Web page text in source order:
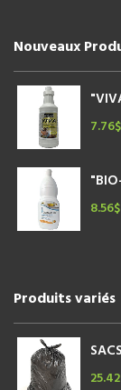
Nouveaux
7.76$
8.56$
Produits variés
25.42